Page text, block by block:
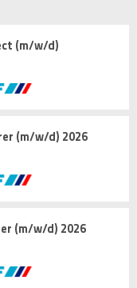
(m/w/d)
(m/w/d) 2026
(m/w/d) 2026